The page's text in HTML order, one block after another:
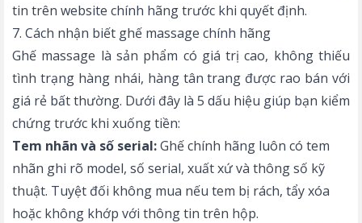
tin trên website chính hãng trước khi quyết định.
7. Cách nhận biết ghế massage chính hãng
Ghế massage là sản phẩm có giá trị cao, không thiếu
tình trạng hàng nhái, hàng tân trang được rao bán với
giá rẻ bất thường. Dưới đây là 5 dấu hiệu giúp bạn kiểm
chứng trước khi xuống tiền:
Tem nhãn và số serial:Ghế chính hãng luôn có tem
nhãn ghi rõ model, số serial, xuất xứ và thông số kỹ
thuật. Tuyệt đối không mua nếu tem bị rách, tẩy xóa
hoặc không khớp với thông tin trên hộp.